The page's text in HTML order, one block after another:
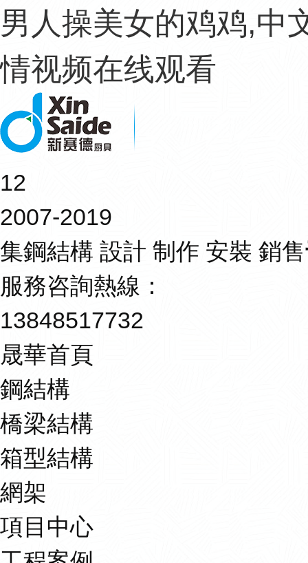
男人操美女的鸡鸡,中
情视频在线观看
12
2007-2019
集鋼結構 設計 制作 安裝 銷售
服務咨詢熱線：
13848517732
晟華首頁
鋼結構
橋梁結構
箱型結構
網架
項目中心